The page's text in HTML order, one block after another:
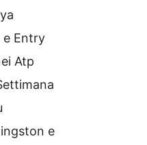
e Entry
Atp
e